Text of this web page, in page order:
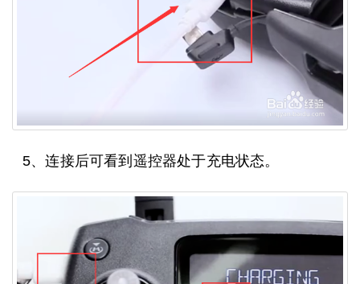
5、连接后可看到遥控器处于充电状态。